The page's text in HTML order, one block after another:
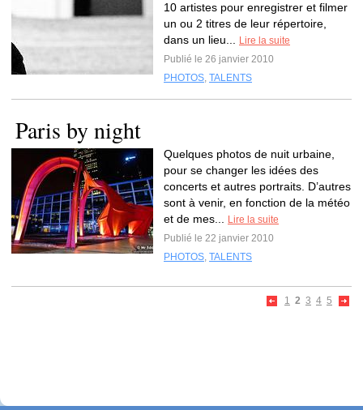
10 artistes pour enregistrer et filmer
un ou 2 titres de leur répertoire,
dans un lieu...
Lire la suite
Publié le 26 janvier 2010
PHOTOS, TALENTS
Paris by night
Quelques photos de nuit urbaine,
pour se changer les idées des
concerts et autres portraits. D’autres
sont à venir, en fonction de la météo
et de mes...
Lire la suite
Publié le 22 janvier 2010
PHOTOS, TALENTS
1 2 3 4 5